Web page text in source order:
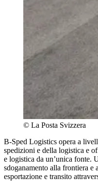
© La Posta Svizzera
B-Sped Logistics opera a
spedizioni e della logistica e
e logistica da un’unica fonte.
sdoganamento alla frontiera e
esportazione e transito